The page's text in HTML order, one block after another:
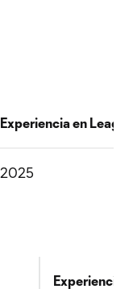
Experiencia en
2025
Experiencia